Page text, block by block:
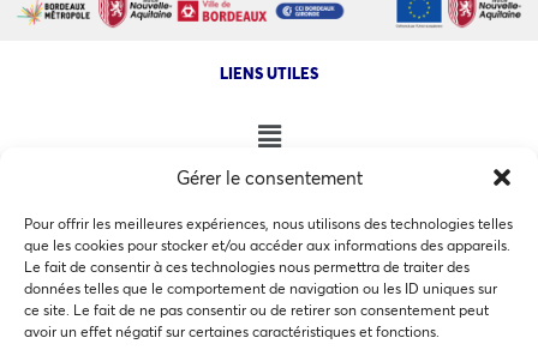
Gérer le consentement
Pour offrir les meilleures expériences, nous utilisons des technologies telles
que les cookies pour stocker et/ou accéder aux informations des appareils.
Le fait de consentir à ces technologies nous permettra de traiter des
données telles que le comportement de navigation ou les ID uniques sur
ce site. Le fait de ne pas consentir ou de retirer son consentement peut
avoir un effet négatif sur certaines caractéristiques et fonctions.
Ce site utilise des cookies pour les statistiques et pour
LIENS UTILES
NOS AUTRES SITES
COPYRIGHT @ 2026 - INVEST IN BORDEAUX - 32 Allées d'Orléans